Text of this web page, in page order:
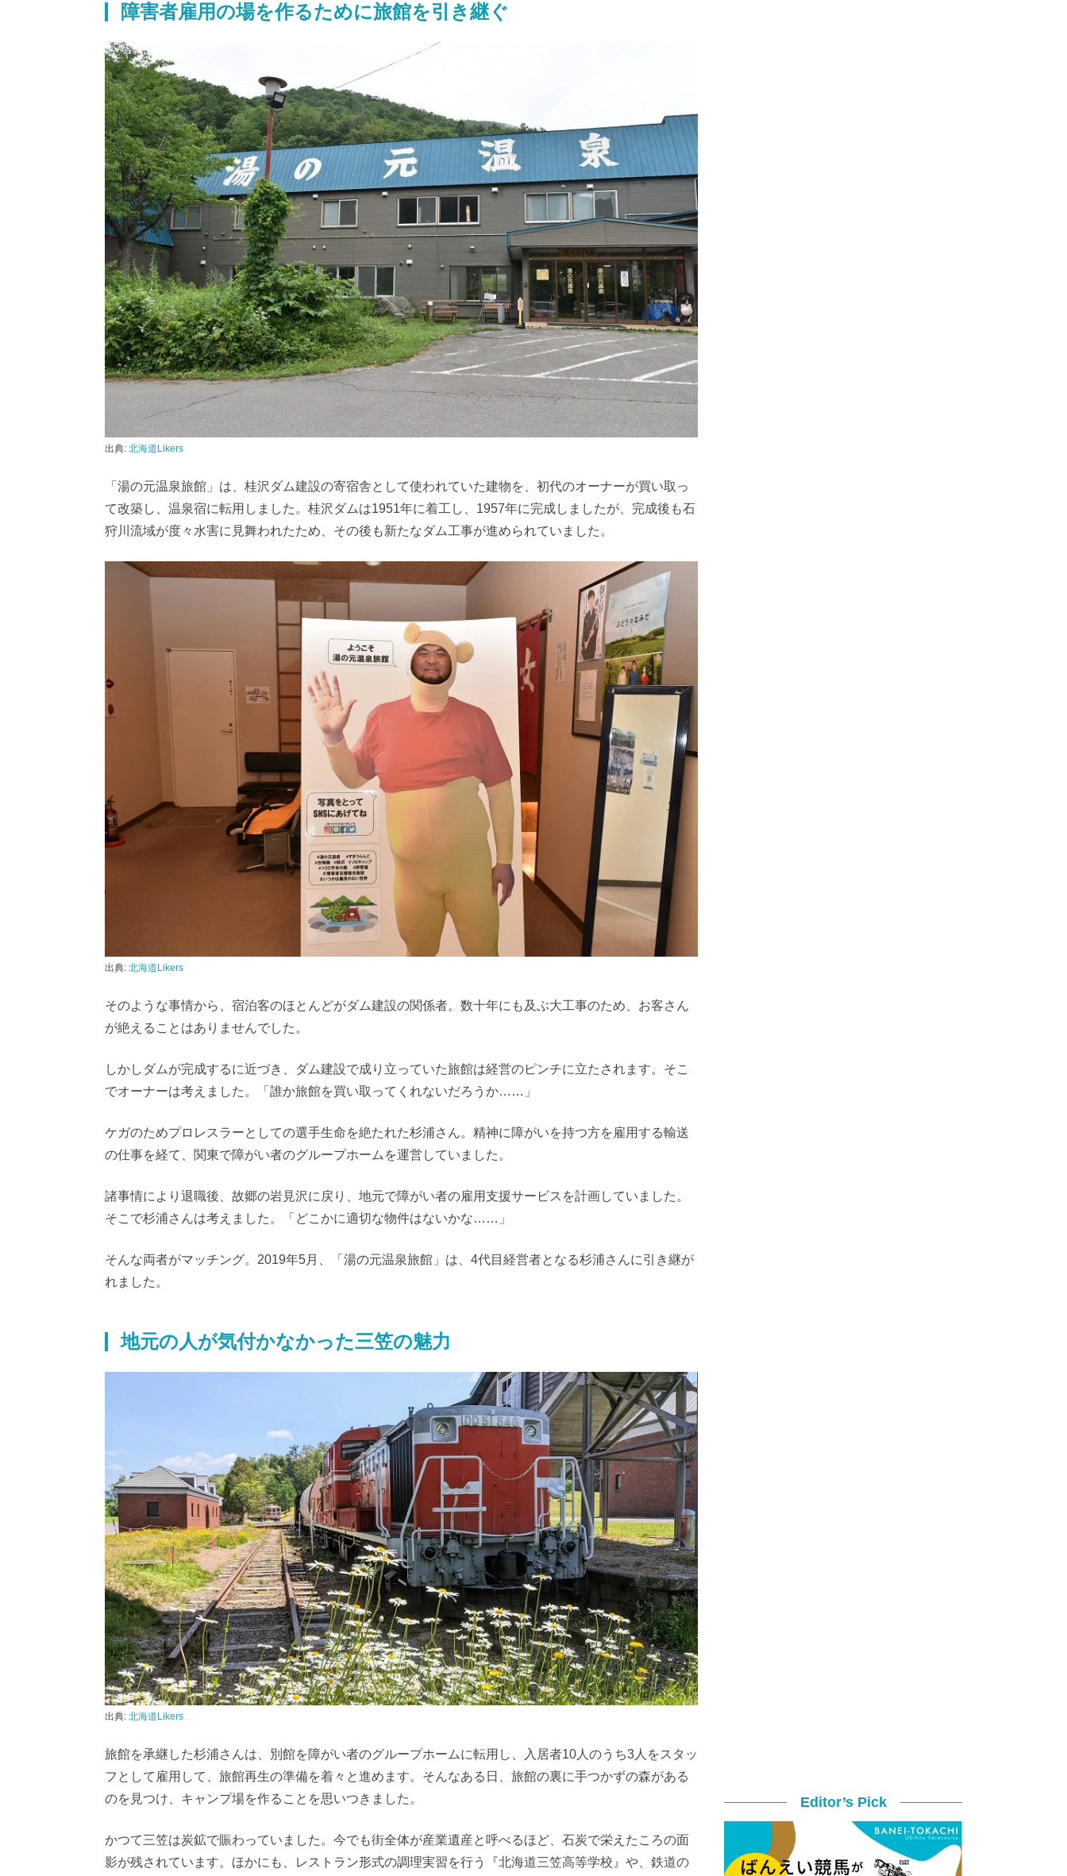
障害者雇用の場を作るために旅館を引き継ぐ
出典: 北海道Likers
「湯の元温泉旅館」は、桂沢ダム建設の寄宿舎として使われていた建物を、初代のオーナーが買い取っ
て改築し、温泉宿に転用しました。桂沢ダムは1951年に着工し、1957年に完成しましたが、完成後も石
狩川流域が度々水害に見舞われたため、その後も新たなダム工事が進められていました。
出典: 北海道Likers
そのような事情から、宿泊客のほとんどがダム建設の関係者。数十年にも及ぶ大工事のため、お客さん
が絶えることはありませんでした。
しかしダムが完成するに近づき、ダム建設で成り立っていた旅館は経営のピンチに立たされます。そこ
でオーナーは考えました。「誰か旅館を買い取ってくれないだろうか……」
ケガのためプロレスラーとしての選手生命を絶たれた杉浦さん。精神に障がいを持つ方を雇用する輸送
の仕事を経て、関東で障がい者のグループホームを運営していました。
諸事情により退職後、故郷の岩見沢に戻り、地元で障がい者の雇用支援サービスを計画していました。
そこで杉浦さんは考えました。「どこかに適切な物件はないかな……」
そんな両者がマッチング。2019年5月、「湯の元温泉旅館」は、4代目経営者となる杉浦さんに引き継が
れました。
地元の人が気付かなかった三笠の魅力
出典: 北海道Likers
旅館を承継した杉浦さんは、別館を障がい者のグループホームに転用し、入居者10人のうち3人をスタッ
フとして雇用して、旅館再生の準備を着々と進めます。そんなある日、旅館の裏に手つかずの森がある
のを見つけ、キャンプ場を作ることを思いつきました。
かつて三笠は炭鉱で賑わっていました。今でも街全体が産業遺産と呼べるほど、石炭で栄えたころの面
影が残されています。ほかにも、レストラン形式の調理実習を行う『北海道三笠高等学校』や、鉄道の
Editor’s Pick